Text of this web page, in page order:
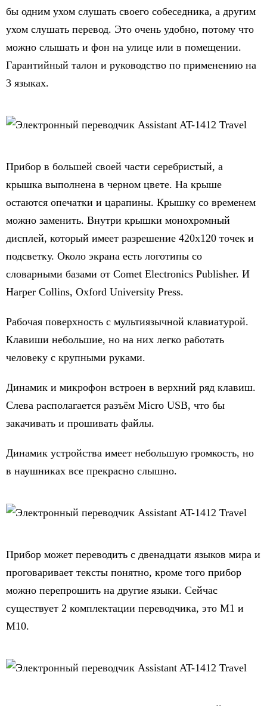
бы одним ухом слушать своего собеседника, а другим
ухом слушать перевод. Это очень удобно, потому что
можно слышать и фон на улице или в помещении.
Гарантийный талон и руководство по применению на
3 языках.
Прибор в большей своей части серебристый, а
крышка выполнена в черном цвете. На крыше
остаются опечатки и царапины. Крышку со временем
можно заменить. Внутри крышки монохромный
дисплей, который имеет разрешение 420х120 точек и
подсветку. Около экрана есть логотипы со
словарными базами от Comet Electronics Publisher. И
Harper Collins, Oxford University Press.
Рабочая поверхность с мультиязычной клавиатурой.
Клавиши небольшие, но на них легко работать
человеку с крупными руками.
Динамик и микрофон встроен в верхний ряд клавиш.
Слева располагается разъём Micro USB, что бы
закачивать и прошивать файлы.
Динамик устройства имеет небольшую громкость, но
в наушниках все прекрасно слышно.
Прибор может переводить с двенадцати языков мира и
проговаривает тексты понятно, кроме того прибор
можно перепрошить на другие языки. Сейчас
существует 2 комплектации переводчика, это М1 и
М10.